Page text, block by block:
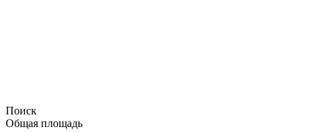
Поиск
Общая площадь